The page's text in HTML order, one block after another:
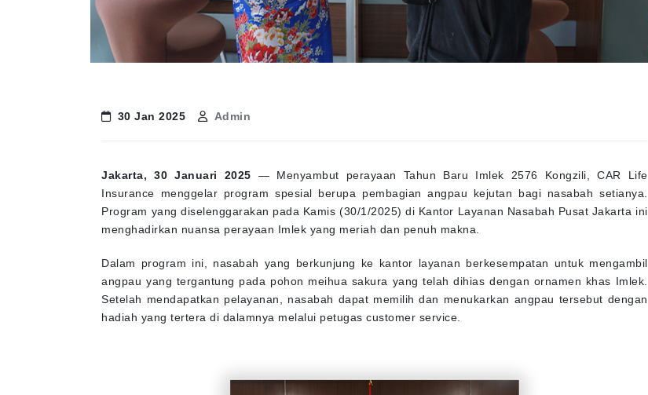
30 Jan 2025 Admin
Jakarta, 30 Januari 2025 — Menyambut perayaan Tahun Baru Imlek 2576 Kongzili, CAR Life
Insurance menggelar program spesial berupa pembagian angpau kejutan bagi nasabah setianya.
Program yang diselenggarakan pada Kamis (30/1/2025) di Kantor Layanan Nasabah Pusat Jakarta ini
menghadirkan nuansa perayaan Imlek yang meriah dan penuh makna.
Dalam program ini, nasabah yang berkunjung ke kantor layanan berkesempatan untuk mengambil
angpau yang tergantung pada pohon meihua sakura yang telah dihias dengan ornamen khas Imlek.
Setelah mendapatkan pelayanan, nasabah dapat memilih dan menukarkan angpau tersebut dengan
hadiah yang tertera di dalamnya melalui petugas customer service.